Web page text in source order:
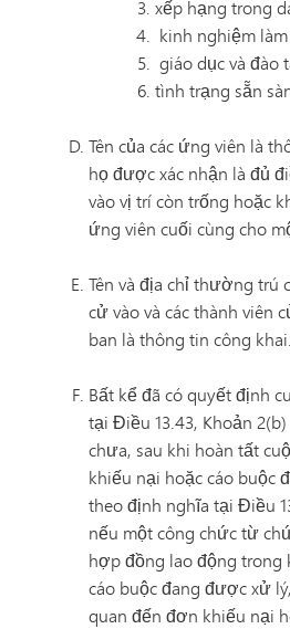
xếp hạng trong
kinh nghiệm
giáo dục và đào
tình trạng sẵn
Tên của các ứng viên là
họ được xác nhận là đủ
vào vị trí còn trống hoặc
ứng viên cuối cùng cho
Tên và địa chỉ thường
cử vào và các thành viên
ban là thông tin công khai.
Bất kể đã có quyết định
tại Điều 13.43, Khoản
chưa, sau khi hoàn tất
khiếu nại hoặc cáo buộc
theo định nghĩa tại Điều
nếu một công chức từ
hợp đồng lao động
cáo buộc đang được xử
quan đến đơn khiếu nại